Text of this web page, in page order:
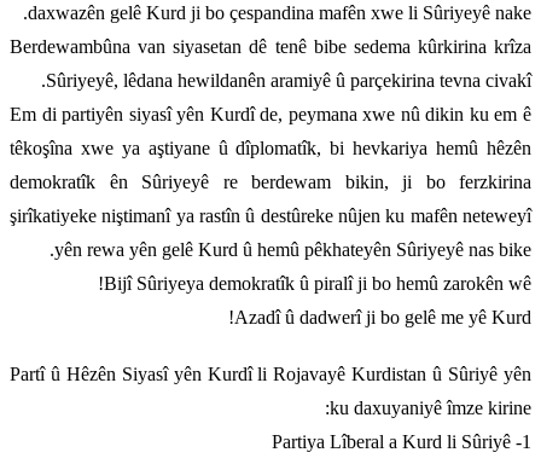
daxwazên gelê Kurd ji bo çespandina mafên xwe li Sûriyeyê nake.
Berdewambûna van siyasetan dê tenê bibe sedema kûrkirina krîza
Sûriyeyê, lêdana hewildanên aramiyê û parçekirina tevna civakî.
Em di partiyên siyasî yên Kurdî de, peymana xwe nû dikin ku em ê
têkoşîna xwe ya aştiyane û dîplomatîk, bi hevkariya hemû hêzên
demokratîk ên Sûriyeyê re berdewam bikin, ji bo ferzkirina
şirîkatiyeke niştimanî ya rastîn û destûreke nûjen ku mafên neteweyî
yên rewa yên gelê Kurd û hemû pêkhateyên Sûriyeyê nas bike.
Bijî Sûriyeya demokratîk û piralî ji bo hemû zarokên wê!
Azadî û dadwerî ji bo gelê me yê Kurd!
Partî û Hêzên Siyasî yên Kurdî li Rojavayê Kurdistan û Sûriyê yên
ku daxuyaniyê îmze kirine:
1- Partiya Lîberal a Kurd li Sûriyê